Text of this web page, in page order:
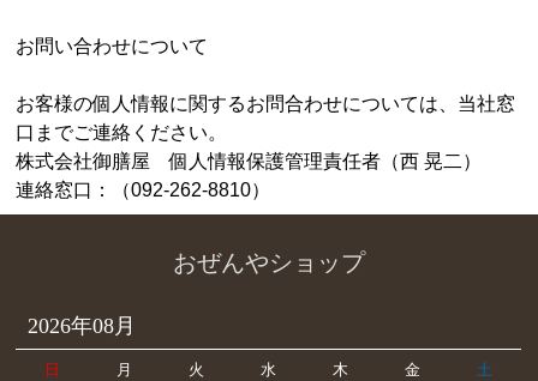
お問い合わせについて
お客様の個人情報に関するお問合わせについては、当社窓
口までご連絡ください。
株式会社御膳屋 個人情報保護管理責任者（西 晃二）
連絡窓口：（092-262-8810）
おぜんやショップ
2026年08月
日 月 火 水 木 金 土